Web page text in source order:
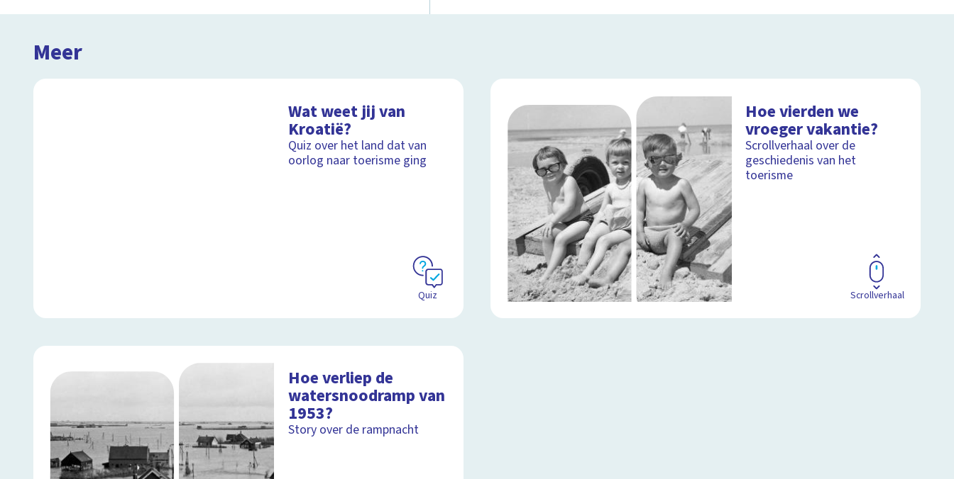
Meer
Wat weet jij van
Kroatië?
Quiz over het land dat van
oorlog naar toerisme ging
Quiz
Hoe vierden we
vroeger vakantie?
Scrollverhaal over de
geschiedenis van het
toerisme
Scrollverhaal
Hoe verliep de
watersnoodramp van
1953?
Story over de rampnacht